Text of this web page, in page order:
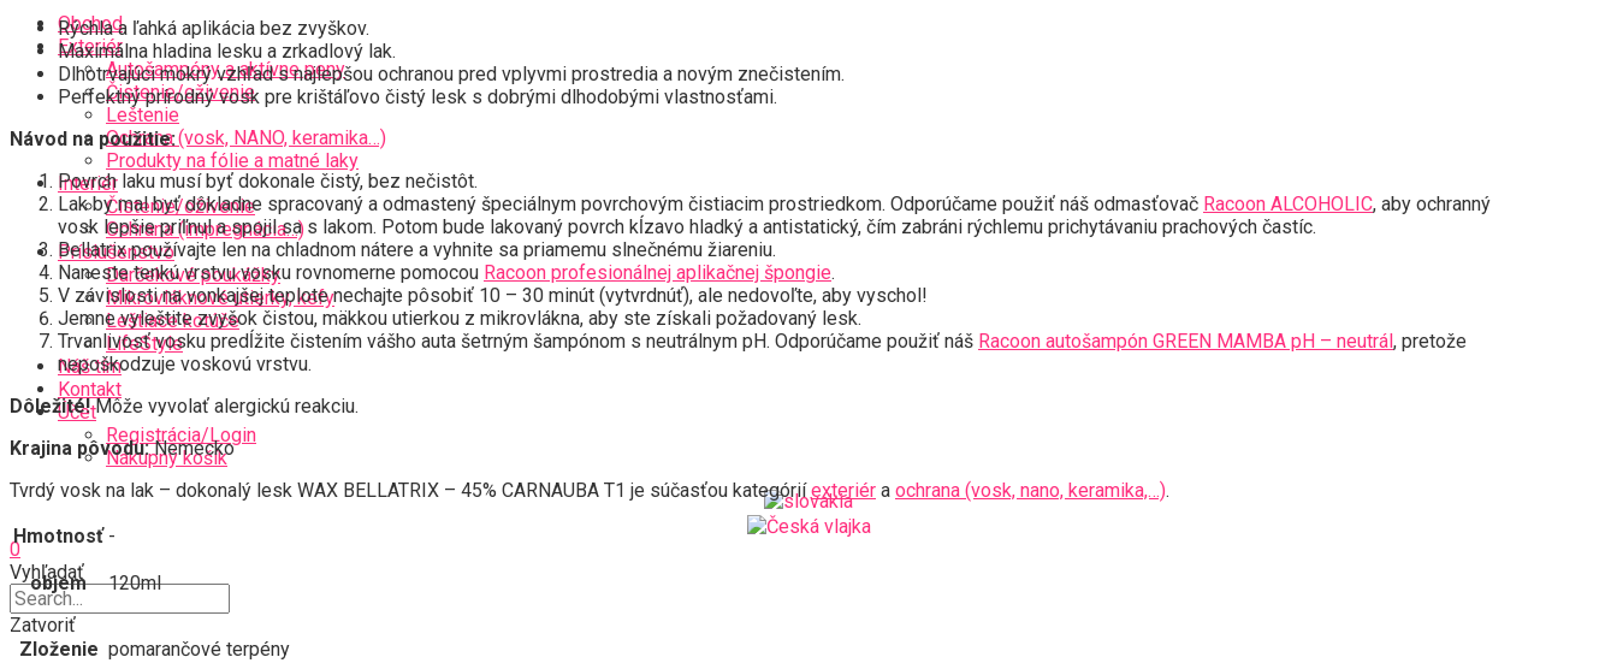
Obchod
Exteriér
Autošampóny a aktívne peny
Čistenie/oživenie
Leštenie
Ochrana (vosk, NANO, keramika…)
Produkty na fólie a matné laky
Interiér
Čistenie/oživenie
Ochrana (impregnácia…)
Príslušenstvo
Darčekové poukážky
Mikrovláknové utierky, kefy
Leštiace kotúče
LifeStyle
Náš tím
Kontakt
Účet
Registrácia/Login
Nákupný košík
0
Vyhľadať
Zatvoriť
Rýchla a ľahká aplikácia bez zvyškov.
Maximálna hladina lesku a zrkadlový lak.
Dlhotrvajúci mokrý vzhľad s najlepšou ochranou pred vplyvmi prostredia a novým znečistením.
Perfektný prírodný vosk pre krištáľovo čistý lesk s dobrými dlhodobými vlastnosťami.
Návod na použitie:
Povrch laku musí byť dokonale čistý, bez nečistôt.
Lak by mal byť dôkladne spracovaný a odmastený špeciálnym povrchovým čistiacim prostriedkom. Odporúčame použiť náš odmasťovač Racoon ALCOHOLIC, aby ochranný
vosk lepšie priľnul a spojil sa s lakom. Potom bude lakovaný povrch kĺzavo hladký a antistatický, čím zabráni rýchlemu prichytávaniu prachových častíc.
Bellatrix používajte len na chladnom nátere a vyhnite sa priamemu slnečnému žiareniu.
Naneste tenkú vrstvu vosku rovnomerne pomocou Racoon profesionálnej aplikačnej špongie.
V závislosti na vonkajšej teplote nechajte pôsobiť 10 – 30 minút (vytvrdnúť), ale nedovoľte, aby vyschol!
Jemne vyleštite zvyšok čistou, mäkkou utierkou z mikrovlákna, aby ste získali požadovaný lesk.
Trvanlivosť vosku predĺžite čistením vášho auta šetrným šampónom s neutrálnym pH. Odporúčame použiť náš Racoon autošampón GREEN MAMBA pH – neutrál , pretože
nepoškodzuje voskovú vrstvu.
Dôležité!Môže vyvolať alergickú reakciu.
Krajina pôvodu:Nemecko
Tvrdý vosk na lak – dokonalý lesk WAX BELLATRIX – 45% CARNAUBA T1 je súčasťou kategóriíexteriér a ochrana (vosk, nano, keramika,…).
Hmotnosť -
objem 120ml
Zloženie pomarančové terpény